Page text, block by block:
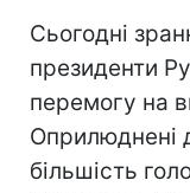
Сьогодні
президенти
перемогу на
Оприлюднені
більшість